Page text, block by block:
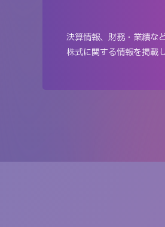
決算情報、財務・業績な
株式に関する情報を掲載